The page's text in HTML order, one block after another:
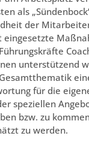
als
der
unterstützend
für die
speziellen
bzw. zu
zu werden.